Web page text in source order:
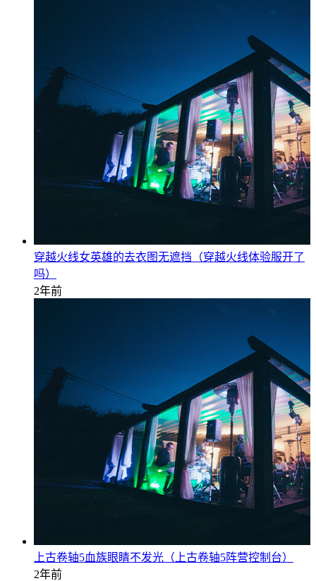
穿越火线女英雄的去衣图无遮挡（穿越火线体验服开了
吗）
2年前
上古卷轴5血族眼睛不发光（上古卷轴5阵营控制台）
2年前